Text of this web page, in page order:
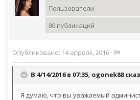
Пользователи
80 публикаций
Опубликовано: 14 апреля, 2016 ·
В 4/14/2016 в 07:35, ogonek88
Я думаю, что вы уважаемый